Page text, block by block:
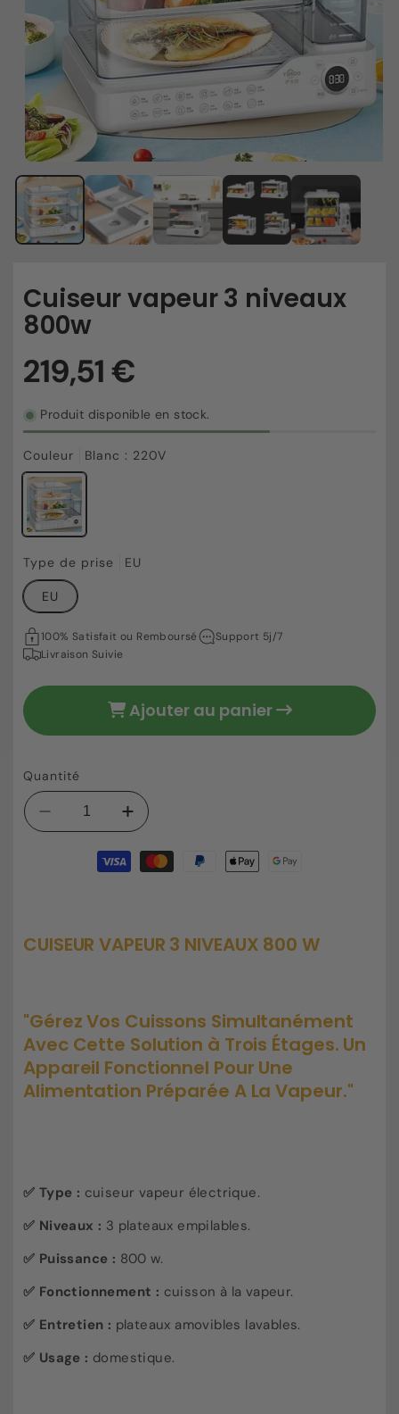
Cuiseur vapeur 3 niveaux
800w
Prix
habituel
219,51 €
Produit disponible en stock.
Couleur Blanc : 220V
Type de prise EU
EU
100% Satisfait ou Remboursé
Support 5j/7
Livraison Suivie
Ajouter au panier
Quantité
Réduire
la
quantité
niveaux
Augmenter
la
quantité
de
niveaux
CUISEUR VAPEUR 3 NIVEAUX 800 W
"Gérez Vos Cuissons Simultanément
Avec Cette Solution à Trois Étages. Un
Appareil Fonctionnel Pour Une
Alimentation Préparée A La Vapeur."
✅ Type : cuiseur vapeur électrique.
✅ Niveaux : 3 plateaux empilables.
✅ Puissance : 800 w.
✅ Fonctionnement : cuisson à la vapeur.
✅ Entretien : plateaux amovibles lavables.
✅ Usage : domestique.